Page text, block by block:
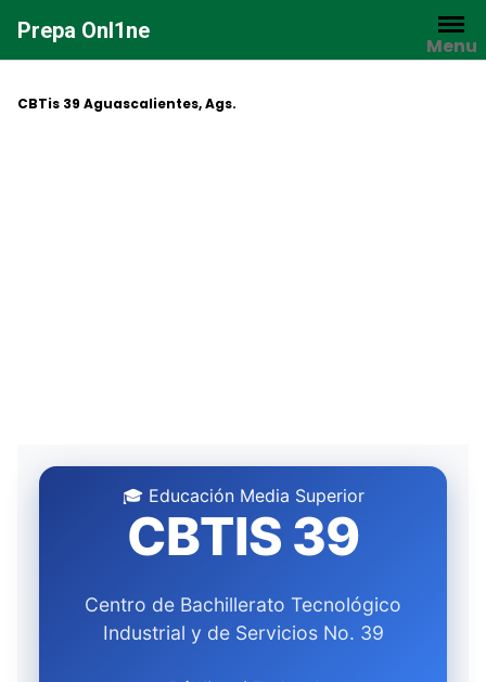
contenido
Prepa Onl1ne
Menu
CBTis 39 Aguascalientes, Ags.
🎓 Educación Media Superior
CBTIS 39
Centro de Bachillerato Tecnológico
Industrial y de Servicios No. 39